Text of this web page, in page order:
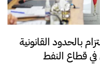
بالحدود القانونية
في قطاع النفط